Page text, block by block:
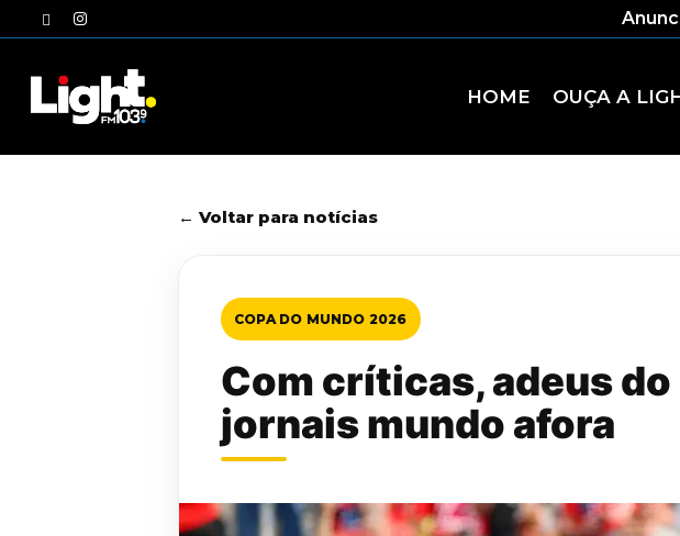
to
twitterinstagram
HOME OUÇA A
← Voltar para notícias
COPA DO MUNDO 2026
Com críticas, adeus
jornais mundo afora